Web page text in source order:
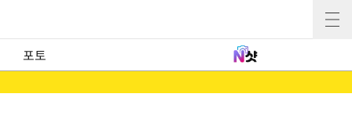
포토